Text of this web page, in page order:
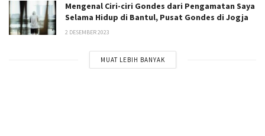
Mengenal Ciri-ciri Gondes dari Pengamatan Saya
Selama Hidup di Bantul, Pusat Gondes di Jogja
2 DESEMBER 2023
MUAT LEBIH BANYAK